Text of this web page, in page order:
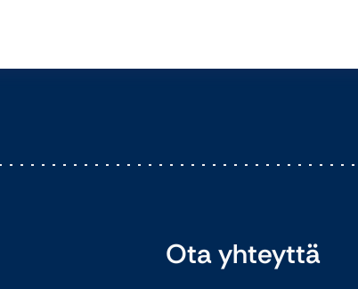
Ota yhteyttä